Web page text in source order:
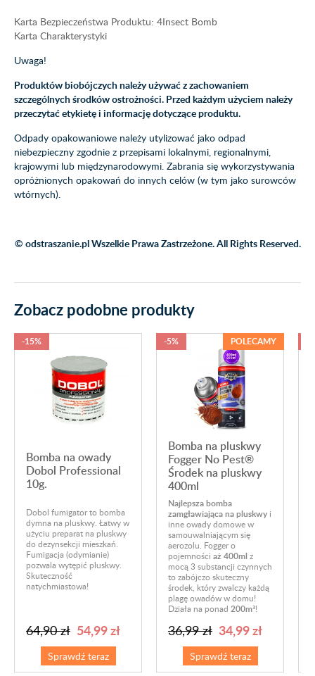
Karta Bezpieczeństwa Produktu: 4Insect Bomb
Karta Charakterystyki
Uwaga!
Produktów biobójczych należy używać z zachowaniem
szczególnych środków ostrożności. Przed każdym użyciem należy
przeczytać etykietę i informację dotyczące produktu.
Odpady opakowaniowe należy utylizować jako odpad
niebezpieczny zgodnie z przepisami lokalnymi, regionalnymi,
krajowymi lub międzynarodowymi. Zabrania się wykorzystywania
opróżnionych opakowań do innych celów (w tym jako surowców
wtórnych).
© odstraszanie.pl Wszelkie Prawa Zastrzeżone. All Rights Reserved.
Zobacz podobne produkty
Bomba na owady
Dobol Professional
10g.
-15%
Dobol fumigator to bomba
dymna na pluskwy. Łatwy w
użyciu preparat na pluskwy
do dezynsekcji mieszkań.
Fumigacja (odymianie)
pozwala wytępić pluskwy.
Skuteczność
natychmiastowa!
64,90 zł 54,99 zł
Sprawdź teraz
Bomba na pluskwy
Fogger No Pest®
Środek na pluskwy
400ml
-5% POLECAMY
Najlepsza bomba
zamgławiająca na pluskwy i
inne owady domowe w
samouwalniającym się
aerozolu. Fogger o
pojemności aż 400mlz
mocą 3 substancji czynnych
to zabójczo skuteczny
środek, który zwalczy każdą
plagę owadów w domu!
Działa na ponad 200m³!
36,99 zł 34,99 zł
Sprawdź teraz